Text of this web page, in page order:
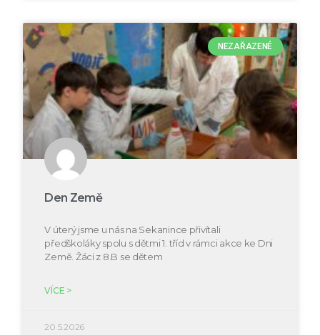
NEZAŘAZENÉ
Den Země
V úterý jsme u nás na Sekanince přivítali
předškoláky spolu s dětmi 1. tříd v rámci akce ke Dni
Země. Žáci z 8.B se dětem
VÍCE >
20.5.2026